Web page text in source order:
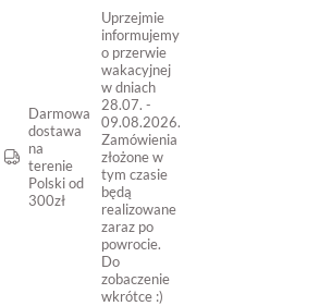
Darmowa
dostawa
na
terenie
Polski od
300zł
Uprzejmie
informujemy
o przerwie
wakacyjnej
w dniach
28.07. -
09.08.2026.
Zamówienia
złożone w
tym czasie
będą
realizowane
zaraz po
powrocie.
Do
zobaczenie
wkrótce :)